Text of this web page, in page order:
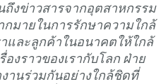
งข่าวสารจากอุตสาหกรรม
มายในการรักษาความใกล้
และลูกค้าในอนาคตให้ใกล้
งราวของเรากับโลก ฝ่าย
านร่วมกันอย่างใกล้ชิดที่